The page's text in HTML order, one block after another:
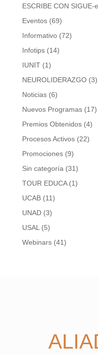
ESCRIBE CON SIGUE-e
Eventos(69)
Informativo(72)
Infotips(14)
IUNIT(1)
NEUROLIDERAZGO(3)
Noticias(6)
Nuevos Programas(17)
Premios Obtenidos(4)
Procesos Activos(22)
Promociones(9)
Sin categoría (31)
TOUR EDUCA(1)
UCAB(11)
UNAD(3)
USAL (5)
Webinars(41)